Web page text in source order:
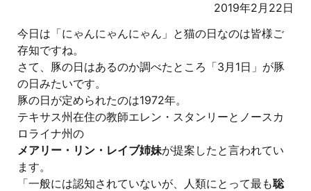
2019年2月22日
今日は「にゃんにゃんにゃん」と猫の日なのは皆様ご
存知ですね。
さて、豚の日はあるのか調べたところ「3月1日」が豚
の日みたいです。
豚の日が定められたのは1972年。
テキサス州在住の教師エレン・スタンリーとノースカ
ロライナ州の
メアリー・リン・レイブ姉妹が提案したと言われてい
ます。
「一般には認知されていないが、人類にとって最も聡